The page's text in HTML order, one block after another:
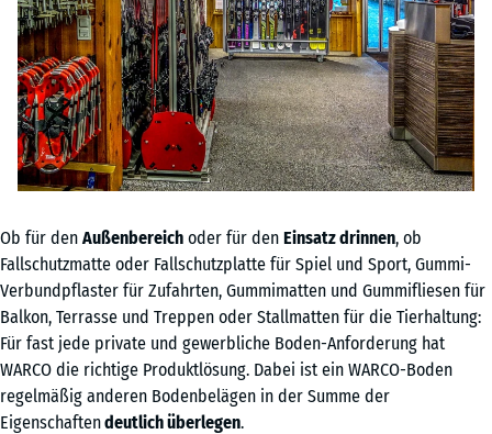
Ob für den Außenbereich oder für den Einsatz drinnen, ob
Fallschutzmatte oder Fallschutzplatte für Spiel und Sport, Gummi-
Verbundpflaster für Zufahrten, Gummimatten und Gummifliesen für
Balkon, Terrasse und Treppen oder Stallmatten für die Tierhaltung:
Für fast jede private und gewerbliche Boden-Anforderung hat
WARCO die richtige Produktlösung. Dabei ist ein WARCO-Boden
regelmäßig anderen Bodenbelägen in der Summe der
Eigenschaftendeutlich überlegen.